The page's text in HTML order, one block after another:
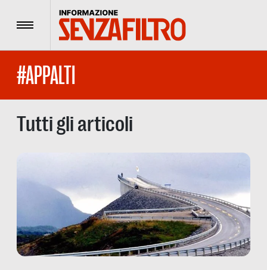
Menu
#APPALTI
Tutti gli articoli